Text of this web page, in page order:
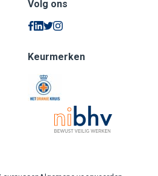
Volg ons
Keurmerken